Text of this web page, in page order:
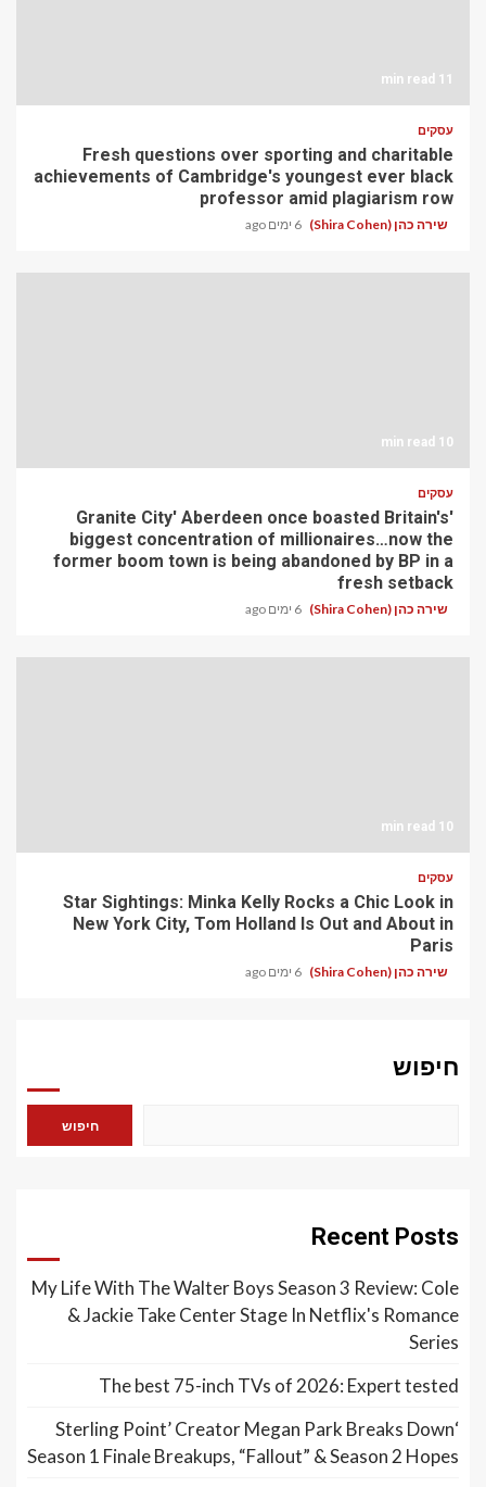
11 min read
עסקים
Fresh questions over sporting and charitable
achievements of Cambridge's youngest ever black
professor amid plagiarism row
שירה כהן (Shira Cohen) 6 ימים ago
10 min read
עסקים
'Granite City' Aberdeen once boasted Britain's
biggest concentration of millionaires…now the
former boom town is being abandoned by BP in a
fresh setback
שירה כהן (Shira Cohen) 6 ימים ago
10 min read
עסקים
Star Sightings: Minka Kelly Rocks a Chic Look in
New York City, Tom Holland Is Out and About in
Paris
שירה כהן (Shira Cohen) 6 ימים ago
חיפוש
חיפוש
Recent Posts
My Life With The Walter Boys Season 3 Review: Cole
& Jackie Take Center Stage In Netflix's Romance
Series
The best 75-inch TVs of 2026: Expert tested
‘Sterling Point’ Creator Megan Park Breaks Down
Season 1 Finale Breakups, “Fallout” & Season 2 Hopes